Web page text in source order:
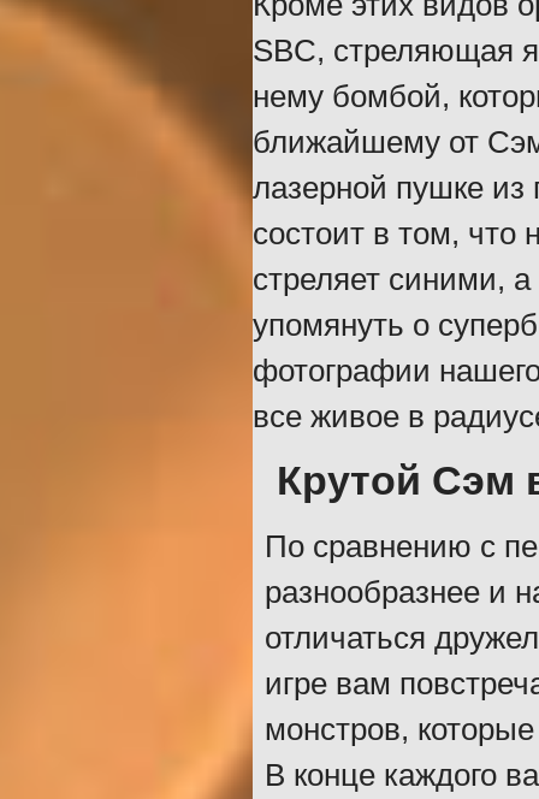
SBC, стреляющая
нему бомбой,
ближайшему от
лазерной пушке из
состоит в том, что
стреляет синими,
упомянуть о
фотографии
все живое в
Крутой Сэм
По сравнению с
разнообразнее и
отличаться
игре вам
монстров,
В конце каждого